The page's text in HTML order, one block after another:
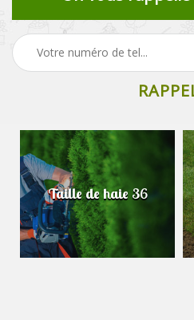
Taille de haie 36